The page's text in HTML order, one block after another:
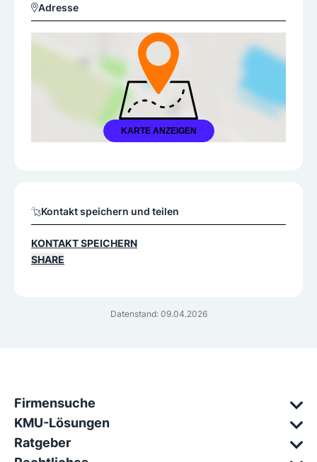
Adresse
KARTE ANZEIGEN
Datenstand: 09.04.2026
Kontakt speichern und teilen
KONTAKT SPEICHERN
SHARE
Firmensuche
KMU-Lösungen
Ratgeber